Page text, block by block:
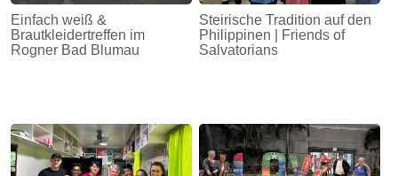
Einfach weiß &
Brautkleidertreffen im
Rogner Bad Blumau
Steirische Tradition auf den
Philippinen | Friends of
Salvatorians